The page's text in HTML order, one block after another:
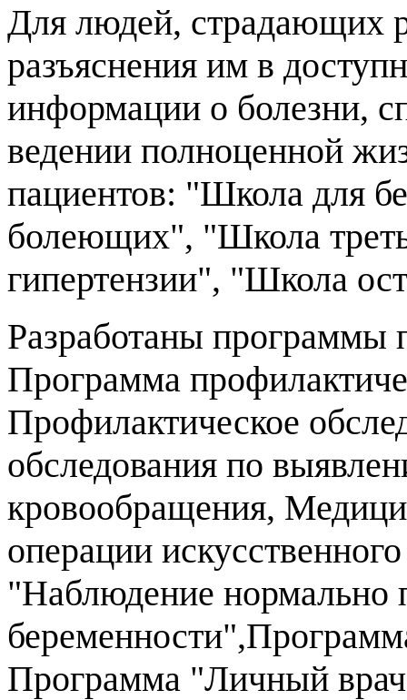
Для людей, страдающих
разъяснения им в
информации о болезни,
ведении полноценной
пациентов: "Школа для
болеющих", "Школа
гипертензии", "Школа
Разработаны программы
Программа
Профилактическое
обследования по
кровообращения,
операции
"Наблюдение нормально
Программа "Личный